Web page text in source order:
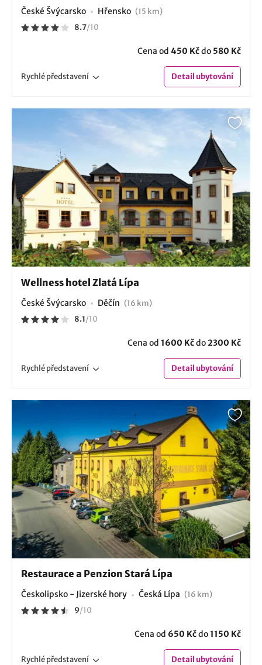
České Švýcarsko Hřensko (15 km)
8.7/10
Cena od 450 Kčdo 580 Kč
Rychlépředstavení Detailubytování
Wellness hotel Zlatá Lípa
České Švýcarsko Děčín (16 km)
8.1/10
Cena od 1600 Kčdo 2300 Kč
Rychlépředstavení Detailubytování
Restaurace a Penzion Stará Lípa
Českolipsko - Jizerské hory Česká Lípa (16 km)
9/10
Cena od 650 Kčdo1150 Kč
Rychlépředstavení Detailubytování